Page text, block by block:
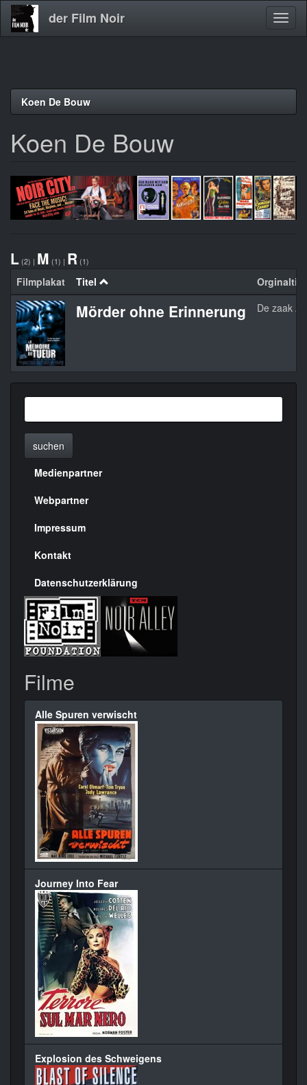
Direkt
der Film Noir
Koen De Bouw
Koen De Bouw
L (2) | M (1) | R (1)
Filmplakat Titel
Mörder ohne Erinnerung De zaak
suchen
Menülinks
rechte
Seite
Medienpartner
Webpartner
Impressum
Kontakt
Datenschutzerklärung
Filme
Alle Spuren verwischt
Journey Into Fear
Explosion des Schweigens